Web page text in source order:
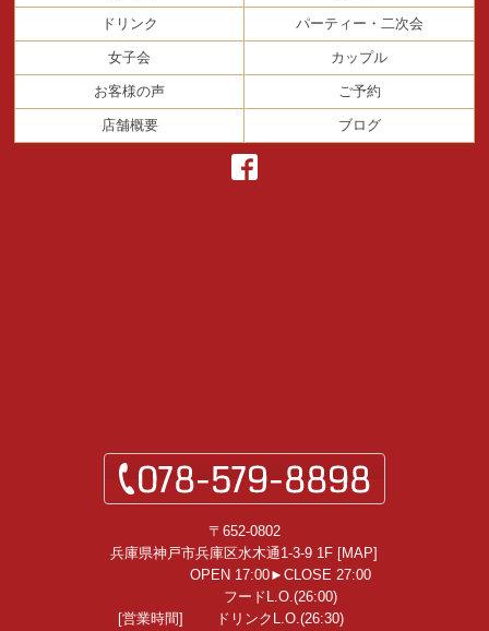
ドリンク パーティー・二次会
女子会 カップル
お客様の声 ご予約
店舗概要 ブログ
〒652-0802
兵庫県神戸市兵庫区水木通1-3-9 1F [MAP]
[営業時間]
OPEN 17:00►CLOSE 27:00
フードL.O.(26:00)
ドリンクL.O.(26:30)